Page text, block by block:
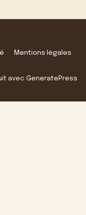
Mentions légales
avec GeneratePress